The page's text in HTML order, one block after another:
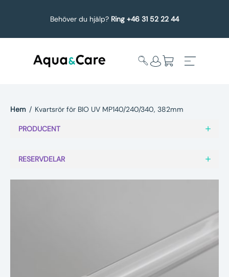
Behöver du hjälp? Ring +46 31 52 22 44
undermeny
Service
Underhållstips
Hem / Kvartsrör för BIO UV MP140/240/340, 382mm
PRODUCENT
RESERVDELAR